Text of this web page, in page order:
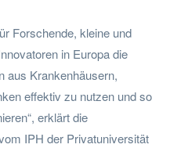
Forschende, kleine und
in Europa die
aus Krankenhäusern,
effektiv zu nutzen und so
erklärt die
IPH der Privatuniversität